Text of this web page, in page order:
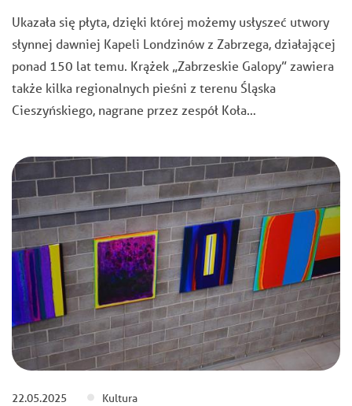
Ukazała się płyta, dzięki której możemy usłyszeć utwory
słynnej dawniej Kapeli Londzinów z Zabrzega, działającej
ponad 150 lat temu. Krążek „Zabrzeskie Galopy” zawiera
także kilka regionalnych pieśni z terenu Śląska
Cieszyńskiego, nagrane przez zespół Koła…
22.05.2025 Kultura